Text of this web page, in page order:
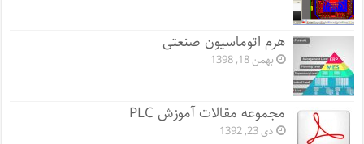
هرم اتوماسیون صنعتی
بهمن 18, 1398
مجموعه مقالات آموزش PLC
دی 23, 1392